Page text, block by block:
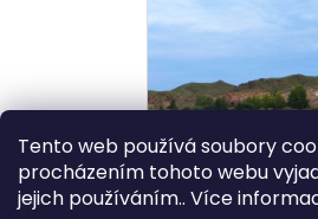
Tento web používá soubory
procházením tohoto webu
jejich používáním.. Více